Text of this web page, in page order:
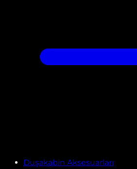
Duşakabin Aksesuarları